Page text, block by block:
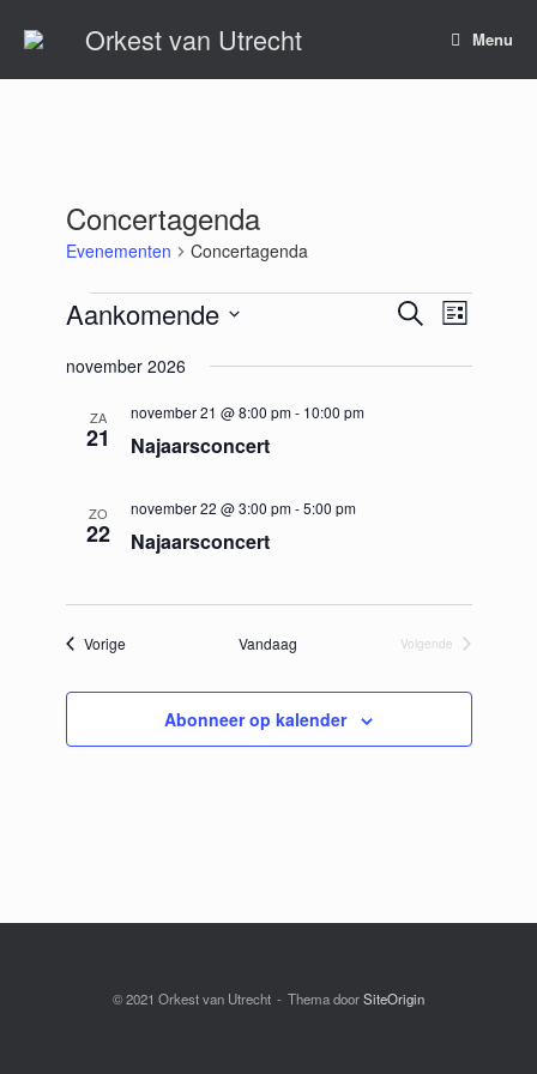
naar
inhoud
Orkest van Utrecht Menu
Concertagenda
Evenementen Concertagenda
Evenementen
Evenementen
Zoeken
weergeven
ZoekenEvenement
weergaven
Lijst
Aankomende
een
november 2026
ZA
21 Najaarsconcert
november 21 @ 8:00 pm- 10:00 pm
ZO
22 Najaarsconcert
november 22 @ 3:00 pm-5:00 pm
VorigeEvenementen Vandaag
Volgende
Abonneer op kalender
© 2021 Orkest van Utrecht Thema doorSiteOrigin